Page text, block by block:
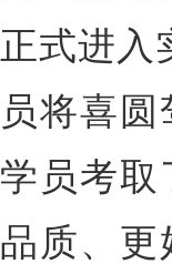
正式进入
员将喜
学员考取
品质、更